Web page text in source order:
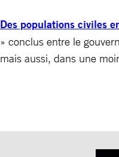
Des populations civiles
» conclus entre le
mais aussi, dans une